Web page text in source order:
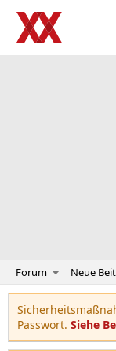
Forum Neue
Passwort. Siehe